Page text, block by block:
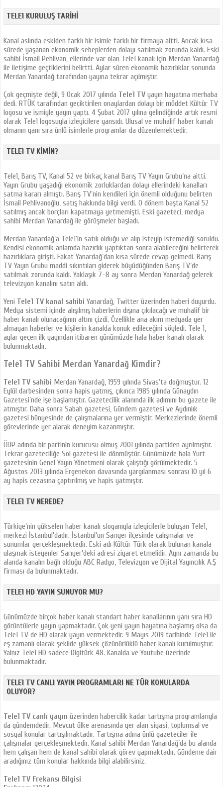
TELE1 KURULUŞ TARIHI
Kanal aslında eskiden farklı bir isimle farklı bir firmaya aitti. Ancak kısa
sürede yaşanan ekonomik sebeplerden dolayı satılmak zorunda kaldı. Eski
sahibi İsmail Pehlivan, ellerinde var olan Tele1 kanalı için Merdan Yanardağ
ile iletişime geçtiklerini belirtti. Aylar süren ekonomik hazırlıklar sonunda
Merdan Yanardağ tarafından yayına tekrar açılmıştır.
Çok geçmişte değil, 9 Ocak 2017 yılında Tele1 TV yayın hayatına merhaba
dedi. RTÜK tarafından geciktirilen onaylardan dolayı bir müddet Kültür TV
logosu ve ismiyle yayın yaptı. 4 Şubat 2017 yılına gelindiğinde artık resmi
olarak Tele1 logosuyla izleyicilere yansıdı. Ulusal ve muhalif haber kanalı
olmanın yanı sıra ünlü isimlerle programlar da düzenlemektedir.
TELE1 TV KIMIN?
Tele1, Barış TV, Kanal 52 ve birkaç kanal Barış TV Yayın Grubu’na aitti.
Yayın Grubu yaşadığı ekonomik zorluklardan dolayı ellerindeki kanalları
satma kararı almıştı. Barış TV’nin kendileri için önemli olduğunu belirten
İsmail Pehlivanoğlu, satış hakkında bilgi verdi. O dönem başta Kanal 52
satılmış ancak borçları kapatmaya yetmemişti. Eski gazeteci, medya
sahibi Merdan Yanardağ ile görüşmeler başladı.
Merdan Yanardağ’a Tele1’in satılı olduğu ve alıp isteyip istemediği soruldu.
Kendisi ekonomik anlamda hazırlık yaptıktan sonra alabileceğini belirterek
hazırlıklara girişti. Fakat Yanardağ’dan kısa sürede cevap gelmedi. Barış
TV Yayın Grubu maddi sıkıntıları giderek büyüdüğünden Barış TV’de
satılmak zorunda kaldı. Yaklaşık 7-8 ay sonra Merdan Yanardağ gelerek
televizyon kanalını satın aldı.
Yeni Tele1 TV kanal sahibi Yanardağ, Twitter üzerinden haberi duyurdu.
Medya sistemi içinde alışılmış haberlerin dışına çıkılacağı ve muhalif bir
haber kanalı olunacağının altını çizdi. Özellikle ana akım medyada yer
almayan haberler ve kişilerin kanalda konuk edileceğini söyledi. Tele 1,
aylar geçen ilk yayından itibaren günümüzde hala haber kanalı olarak
bulunmaktadır.
Tele1 TV Sahibi Merdan Yanardağ Kimdir?
Tele1 TV sahibi Merdan Yanardağ, 1959 yılında Sivas’ta doğmuştur. 12
Eylül darbesinden sonra hapis yatmış, çıkınca 1985 yılında Günaydın
Gazetesi’nde işe başlamıştır. Gazetecilik alanında ilk adımını bu gazete ile
atmıştır. Daha sonra Sabah gazetesi, Gündem gazetesi ve Aydınlık
gazetesi bünyesinde de çalışmalarına yer vermiştir. Merkezlerinde önemli
görevlerinde yer alarak deneyim kazanmıştır.
ÖDP adında bir partinin kurucusu olmuş 2001 yılında partiden ayrılmıştır.
Tekrar gazeteciliğe Sol gazetesi ile dönmüştür. Günümüzde hala Yurt
gazetesinin Genel Yayın Yönetmeni olarak çalıştığı görülmektedir. 5
Ağustos 2013 yılında Ergenekon davasında yargılanması sonrası 10 yıl 6
ay hapis cezasına çaptırılmış ve hapis yatmıştır.
TELE1 TV NEREDE?
Türkiye’nin yükselen haber kanalı sloganıyla izleyicilerle buluşan Tele1,
merkezi İstanbul’dadır. İstanbul’un Sarıyer ilçesinde çalışmalar ve
sunumlar gerçekleşmektedir. Eski adı Kültür Türk olarak bulunan kanala
ulaşmak isteyenler Sarıyer’deki adresi ziyaret etmelidir. Aynı zamanda bu
alanda kanalın bağlı olduğu ABC Radyo, Televizyon ve Dijital Yayıncılık A.Ş
firması da bulunmaktadır.
TELE1 HD YAYIN SUNUYOR MU?
Günümüzde birçok haber kanalı standart haber kanallarının yanı sıra HD
görüntülerle yayın yapmaktadır. Çok yeni yayın hayatına başlamış olsa da
Tele1 TV de HD olarak yayın vermektedir. 9 Mayıs 2019 tarihinde Tele1 ile
eş zamanlı olacak şekilde yüksek çözünürlüklü haber kanalı kurulmuştur.
Yalnız Tele1 HD sadece Digitürk 48. Kanalda ve Youtube üzerinde
bulunmaktadır.
TELE1 TV CANLI YAYIN PROGRAMLARI NE TÜR KONULARDA
OLUYOR?
Tele1 TV canlı yayın üzerinden habercilik kadar tartışma programlarıyla
da gündemdedir. Mevcut ülke arenasında yer alan siyasi, toplumsal ve
sosyal konular tartışılmaktadır. Tartışma adına ünlü gazeteciler ile
çalışmalar gerçekleşmektedir. Kanal sahibi Merdan Yanardağ’da bu alanda
hem çalışan hem de kanal sahibi olarak görev yapmaktadır. Gündeme dair
aradığınız tüm konular hakkında bilgi alabilirsiniz.
Tele1 TV Frekansı Bilgisi